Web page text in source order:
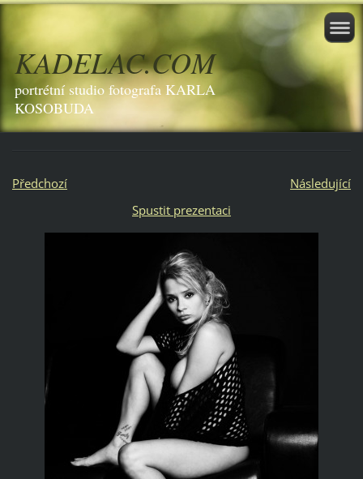
KADELAC.COM
portrétní studio fotografa KARLA
KOSOBUDA
Předchozí
Následující
Spustit prezentaci